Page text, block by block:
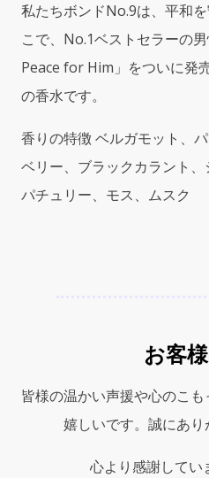
ン）
The
of
Peace
Him
ザ
セ
ン
ヒ
私たちボンドNo.9は、平和
こで、No.1ベストセラーの
Peace for Him」をついに発
の香水です。
香りの特徴 ベルガモット、
ベリー、ブラックカラント、
パチュリー、モス、ムスク
お客
皆様の温かい声援や心のこ
嬉しいです。誠にあり
心より感謝してい